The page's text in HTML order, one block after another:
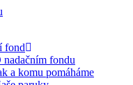
fond
nadačním fondu
a komu pomáháme